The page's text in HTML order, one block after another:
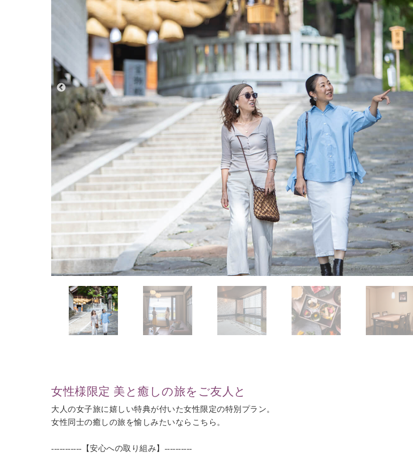
女性様限定 美と癒しの旅をご友人と
大人の女子旅に嬉しい特典が付いた女性限定の特別プラン。
女性同士の癒しの旅を愉しみたいならこちら。
-----------【安心への取り組み】----------